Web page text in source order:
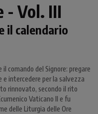
- Vol. III
il calendario
comando del Signore: pregare
e intercedere per la salvezza
rinnovato, secondo il rito
Vaticano II e fu
delle Liturgia delle Ore